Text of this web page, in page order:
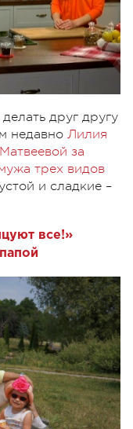
друг другу
недавно Лилия
за
трех видов
и сладкие –
все!»